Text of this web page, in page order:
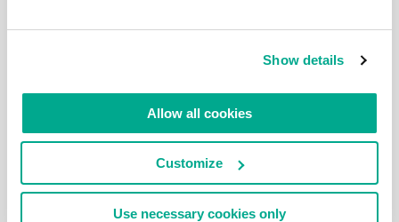
Show details
Allow all cookies
Customize
Use necessary cookies only
第一次不太成功，但天气不错，阳光灿烂（点击这里阅
读）第二次比较成功，但是在雨中完成的（点击这里阅
读）正确的那次和不正确的那次区别于-如果去金斯敦
都很好， 金斯敦的桥梁：就是在这里需要去河的对
岸。对了，”除了狗，船上有三人” 的旅行正是从这里开
始的。 在汉普顿球场我们结束了行程。之后去了那些
让疲惫的游客都舍不得离开的丰富多彩的公园。所以，
建议如果还有体力的话，最好在当地的宫殿和公园里散
散散步。把去泰晤士河的对岸（回到右岸）留给下次。
第五段行程如下图： 行程总共为：7公里